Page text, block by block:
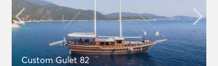
Custom Gulet 82